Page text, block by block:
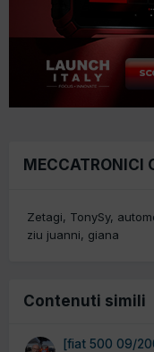
MECCATRONICI
Zetagi TonySy
ziu juanni
giana
Contenuti simili
[fiat 500 09/